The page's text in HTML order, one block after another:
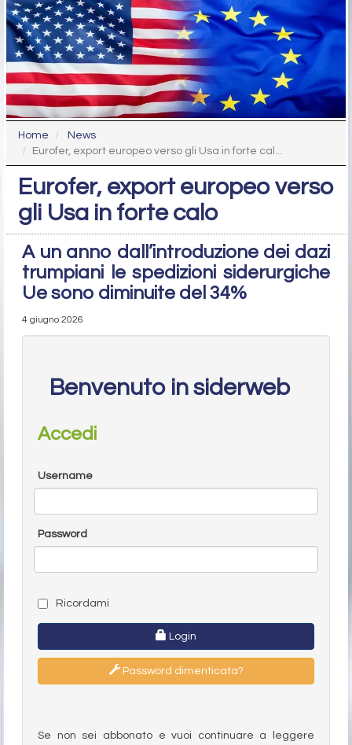
Home
News
Eurofer, export europeo verso gli Usa in forte cal...
Eurofer, export europeo verso
gli Usa in forte calo
A un anno dall’introduzione dei dazi
trumpiani le spedizioni siderurgiche
Ue sono diminuite del 34%
4 giugno 2026
Benvenuto in siderweb
Accedi
Username
Password
Ricordami
Login
Password dimenticata?
Se non sei abbonato e vuoi continuare a leggere